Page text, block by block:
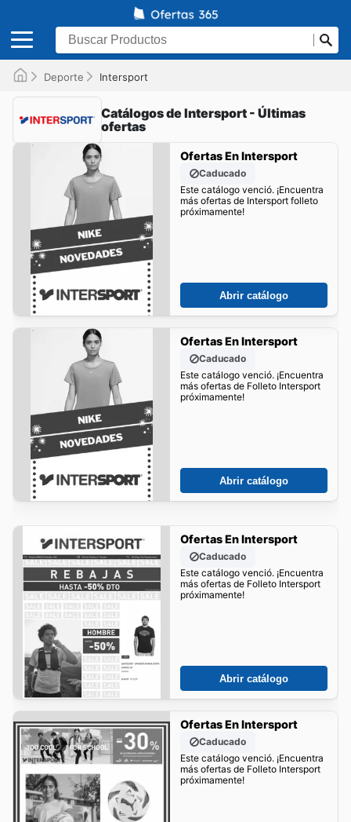
Deporte Intersport
Catálogos de Intersport - Últimas
ofertas
Ofertas En Intersport
Caducado
Este catálogo venció. ¡Encuentra
más ofertas de Intersport folleto
próximamente!
Abrir catálogo
Ofertas En Intersport
Caducado
Este catálogo venció. ¡Encuentra
más ofertas de Folleto Intersport
próximamente!
Abrir catálogo
Ofertas En Intersport
Caducado
Este catálogo venció. ¡Encuentra
más ofertas de Folleto Intersport
próximamente!
Abrir catálogo
Ofertas En Intersport
Caducado
Este catálogo venció. ¡Encuentra
más ofertas de Folleto Intersport
próximamente!